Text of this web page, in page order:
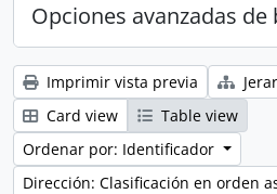
Opciones avanzadas de
Imprimir vista previa
Card view
Table view
Ordenar por: Identificador
Dirección: Clasificación en orden